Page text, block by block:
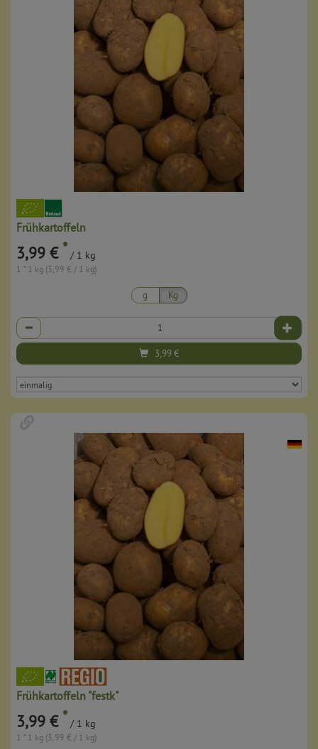
Frühkartoffeln
3,99 € * / 1 kg
1 * 1 kg (3,99 € / 1 kg)
g Kg
Anzahl
3,99€
Frühkartoffeln "festk"
3,99 € * / 1 kg
1 * 1 kg (3,99 € / 1 kg)